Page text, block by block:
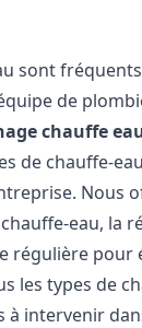
sont
de
chauffe
de chauffe-
Nous
eau, la
régulière pour
les types de
à intervenir